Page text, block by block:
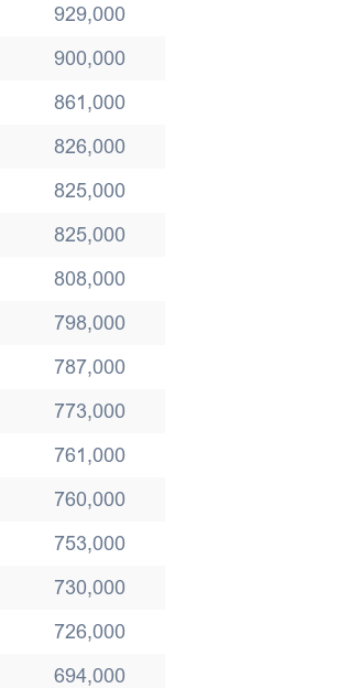
929,000
900,000
861,000
826,000
825,000
825,000
808,000
798,000
787,000
773,000
761,000
760,000
753,000
730,000
726,000
694,000